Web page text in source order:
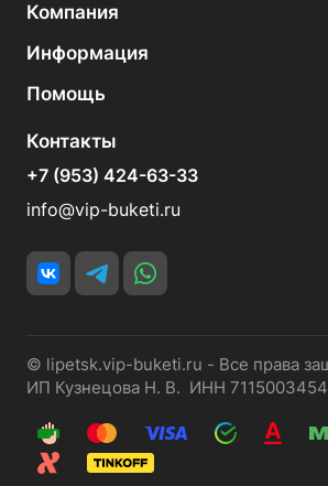
Компания
Информация
Помощь
Контакты
+7 (953) 424-63-33
info@vip-buketi.ru
© lipetsk.vip-buketi.ru - Все права
ИП Кузнецова Н. В. ИНН